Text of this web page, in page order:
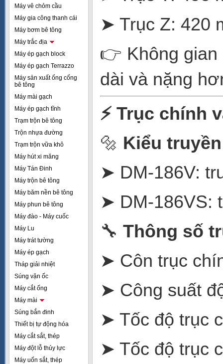
Máy vê chỏm cầu
Máy gia công thanh cái
Máy bơm bê tông
Máy trắc địa
Máy ép gạch block
Máy ép gạch Terrazzo
Máy sản xuất ống cống
bê tông
Máy mài gạch
Máy ép gạch tĩnh
Trạm trộn bê tông
Trộn nhựa đường
Trạm trộn vữa khô
Máy hút xi măng
Máy Tán Đinh
Máy trộn bê tông
Máy băm nền bê tông
Máy phun bê tông
Máy đào - Máy cuốc
Máy Lu
Máy trát tường
Máy ép gạch
Tháp giải nhiệt
Súng vặn ốc
Máy cắt ống
Máy mài
Súng bắn đinh
Thiết bị tự động hóa
Máy cắt sắt, thép
Máy đột lỗ thủy lực
Máy uốn sắt, thép
➤ Trục Z: 420
👉 Không gian
dài và nặng
⚡Trục chính
🔩 Kiểu
➤ DM-186V:
➤ DM-186VS:
🔧 Thông số
➤ Côn trục
➤ Công suất
➤ Tốc độ trục
➤ Tốc độ trục